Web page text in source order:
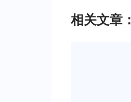
相关文章：